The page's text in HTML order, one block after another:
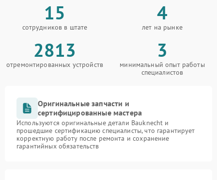
15
сотрудников в штате
4
лет на рынке
2813
отремонтированных устройств
3
минимальный опыт работы
специалистов
Оригинальные запчасти и
сертифицированные мастера
Используются оригинальные детали Bauknecht и
прошедшие сертификацию специалисты, что гарантирует
корректную работу после ремонта и сохранение
гарантийных обязательств